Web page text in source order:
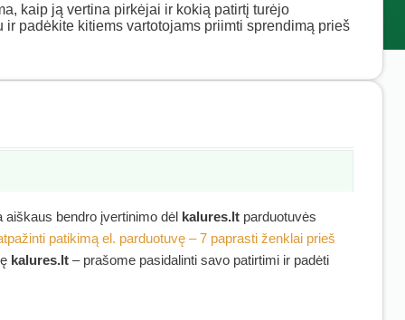
kaip ją vertina pirkėjai ir kokią patirtį turėjo
padėkite kitiems vartotojams priimti sprendimą prieš
aiškaus bendro įvertinimo dėl kalures.lt parduotuvės
patikimą el. parduotuvę – 7 paprasti ženklai prieš
kalures.lt – prašome pasidalinti savo patirtimi ir padėti